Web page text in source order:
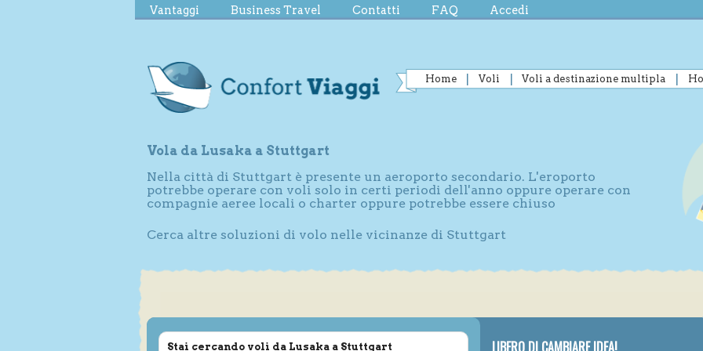
Vantaggi Business Travel Contatti FAQ Accedi
Home Voli Voli a destinazione multipla
Vola da Lusaka a Stuttgart
Nella città di Stuttgart è presente un aeroporto secondario. L'eroporto
potrebbe operare con voli solo in certi periodi dell'anno oppure operare con
compagnie aeree locali o charter oppure potrebbe essere chiuso
Cerca altre soluzioni di volo nelle vicinanze di Stuttgart
Stai cercando voli da Lusaka a Stuttgart LIBERO DI CAMBIARE IDEA!